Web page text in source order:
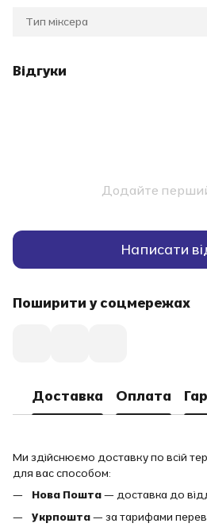
Тип міксера
Відгуки
Додайте
Написати
Поширити у соцмережах
Доставка Оплата
Ми здійснюємо доставку по всій
для вас способом:
Нова Пошта— доставка до
Укрпошта— за тарифами